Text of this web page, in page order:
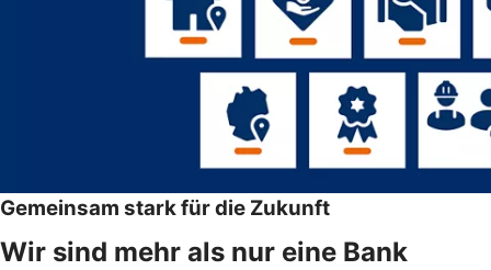
Gemeinsam stark für die Zukunft
Wir sind mehr als nur eine Bank